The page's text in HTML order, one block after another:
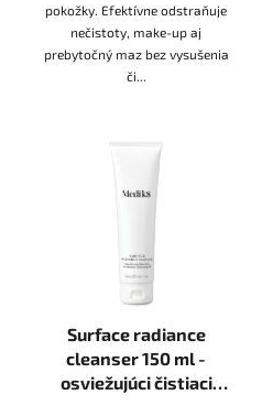
pokožky. Efektívne odstraňuje
nečistoty, make-up aj
prebytočný maz bez vysušenia
či...
Surface radiance
cleanser 150 ml -
osviežujúci čistiaci